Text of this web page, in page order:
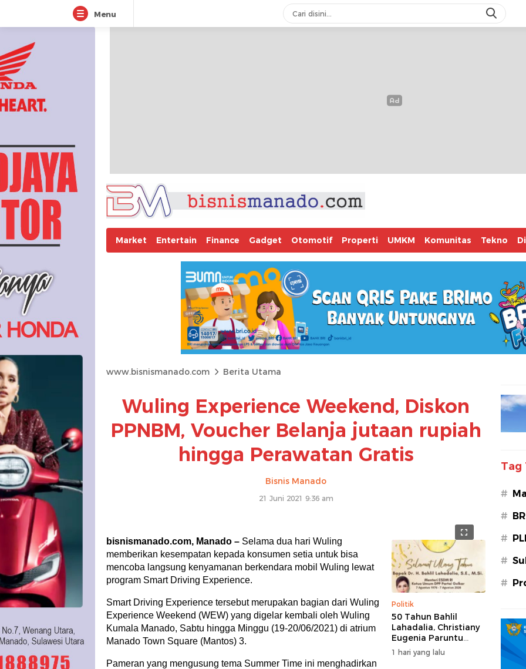
Menu
Market Entertain Finance Gadget Otomotif Properti UMKM Komunitas Tekno
www.bisnismanado.com Berita Utama
Wuling Experience Weekend, Diskon
PPNBM, Voucher Belanja jutaan rupiah
hingga Perawatan Gratis
Bisnis Manado
21 Juni 2021 9:36 am
bisnismanado.com, Manado – Selama dua hari Wuling
memberikan kesempatan kepada konsumen setia untuk bisa
mencoba langsung kenyamanan berkendara mobil Wuling lewat
program Smart Driving Experience.
Smart Driving Experience tersebut merupakan bagian dari Wuling
Experience Weekend (WEW) yang digelar kembali oleh Wuling
Kumala Manado, Sabtu hingga Minggu (19-20/06/2021) di atrium
Manado Town Square (Mantos) 3.
Pameran yang mengusung tema Summer Time ini menghadirkan
Politik
50 Tahun Bahlil
Lahadalia, Christiany
Eugenia Paruntu
Sampaikan Doa dan
Harapan
1 hari yang lalu
Tag
#
#
#
#
#